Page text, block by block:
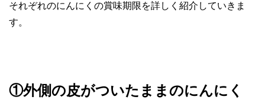
それぞれのにんにくの賞味期限を詳しく紹介していきま
す。
①外側の皮がついたままのにんにく